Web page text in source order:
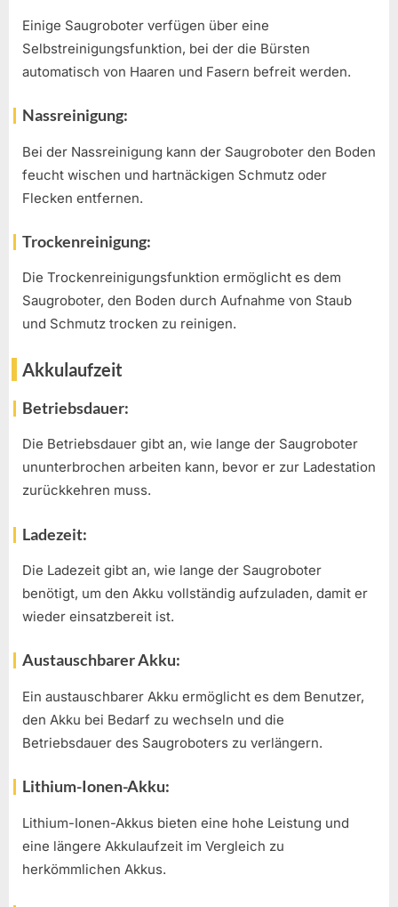
Einige Saugroboter verfügen über eine
Selbstreinigungsfunktion, bei der die Bürsten
automatisch von Haaren und Fasern befreit werden.
Nassreinigung:
Bei der Nassreinigung kann der Saugroboter den Boden
feucht wischen und hartnäckigen Schmutz oder
Flecken entfernen.
Trockenreinigung:
Die Trockenreinigungsfunktion ermöglicht es dem
Saugroboter, den Boden durch Aufnahme von Staub
und Schmutz trocken zu reinigen.
Akkulaufzeit
Betriebsdauer:
Die Betriebsdauer gibt an, wie lange der Saugroboter
ununterbrochen arbeiten kann, bevor er zur Ladestation
zurückkehren muss.
Ladezeit:
Die Ladezeit gibt an, wie lange der Saugroboter
benötigt, um den Akku vollständig aufzuladen, damit er
wieder einsatzbereit ist.
Austauschbarer Akku:
Ein austauschbarer Akku ermöglicht es dem Benutzer,
den Akku bei Bedarf zu wechseln und die
Betriebsdauer des Saugroboters zu verlängern.
Lithium-Ionen-Akku:
Lithium-Ionen-Akkus bieten eine hohe Leistung und
eine längere Akkulaufzeit im Vergleich zu
herkömmlichen Akkus.